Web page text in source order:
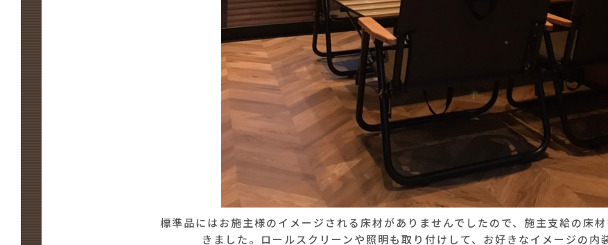
標準品にはお施主様のイメージされる床材がありませんでしたので、施主支給の床
きました。ロールスクリーンや照明も取り付けして、お好きなイメージの内